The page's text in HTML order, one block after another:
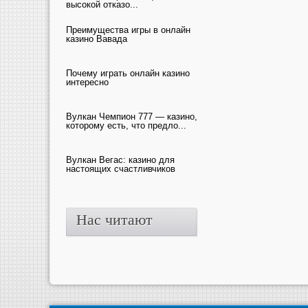
высокой отказо...
Преимущества игры в онлайн
казино Вавада
Почему играть онлайн казино
интересно
Вулкан Чемпион 777 — казино,
которому есть, что предло...
Вулкан Вегас: казино для
настоящих счастливчиков
Нас читают